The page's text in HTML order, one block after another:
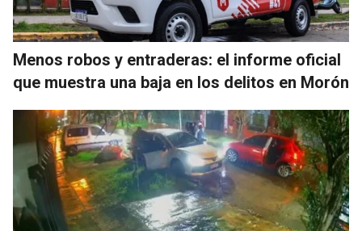
Menos robos y entraderas: el informe oficial
que muestra una baja en los delitos en Morón